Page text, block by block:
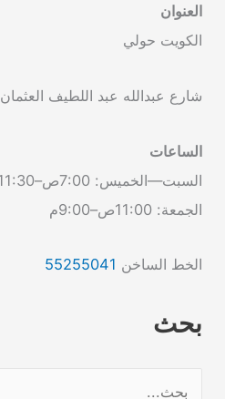
العنوان
الكويت حولي
شارع عبدالله عبد اللطيف العثمان
الساعات
السبت—الخميس: 7:00ص–11:30م
الجمعة: 11:00ص–9:00م
الخط الساخن 55255041
بحث